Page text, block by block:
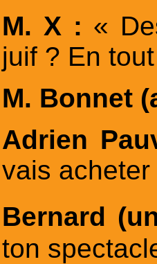
M. X : «
juif ? En
M. Bonnet
Adrien
vais
Bernard
ton